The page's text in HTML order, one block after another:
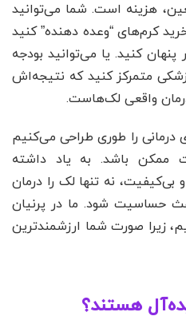
هزینه است. شما می‌توانید
کرم‌های “وعده دهنده” کنید
کنید. یا می‌توانید بودجه
متمرکز کنید که نتیجه‌اش
واقعی لک‌هاست.
درمانی را طوری طراحی می‌کنیم
ممکن باشد. به یاد داشته
بی‌کیفیت، نه تنها لک را درمان
حساسیت شود. ما در پرنیان
زیرا صورت شما ارزشمندترین
هستند؟